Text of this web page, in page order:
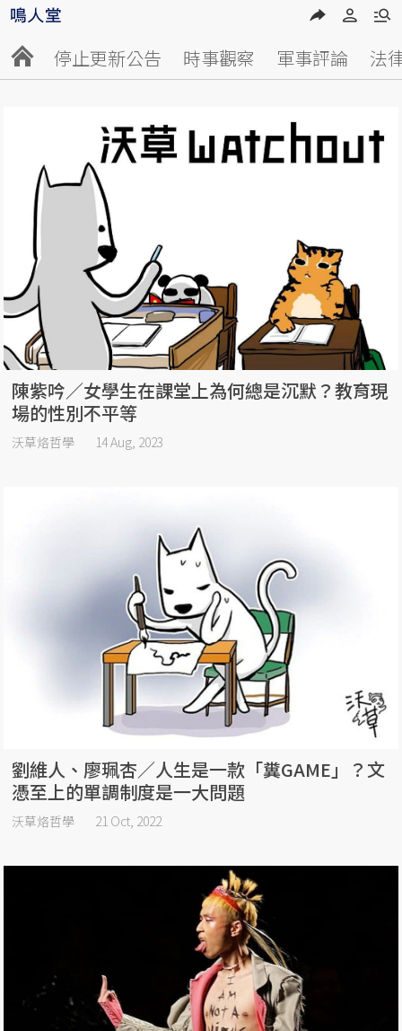
停止更新公告 時事觀察 軍事評論 法
陳紫吟／女學生在課堂上為何總是沉默？教育現
場的性別不平等
沃草烙哲學 14 Aug, 2023
劉維人、廖珮杏／人生是一款「糞GAME」？文
憑至上的單調制度是一大問題
沃草烙哲學 21 Oct, 2022